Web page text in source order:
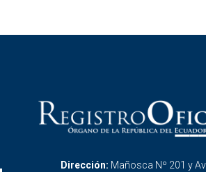
Dirección: Mañosca Nº 201 y